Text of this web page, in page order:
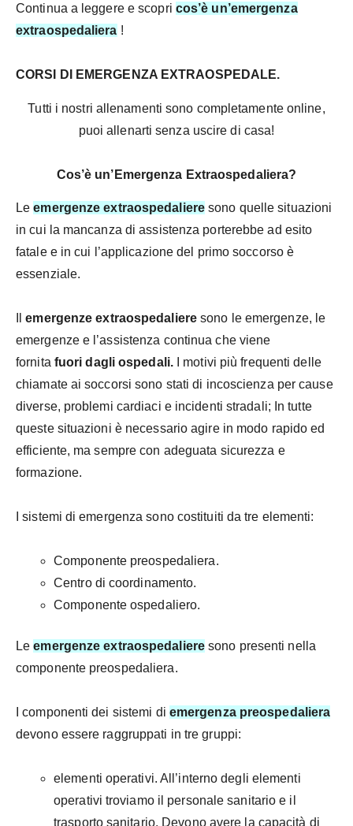
Continua a leggere e scopri cos’è un’emergenza
extraospedaliera !
CORSI DI EMERGENZA EXTRAOSPEDALE.
Tutti i nostri allenamenti sono completamente online,
puoi allenarti senza uscire di casa!
Cos’è un’Emergenza Extraospedaliera?
Leemergenze extraospedalieresono quelle situazioni
in cui la mancanza di assistenza porterebbe ad esito
fatale e in cui l’applicazione del primo soccorso è
essenziale.
emergenze extraospedaliere sono le emergenze, le
emergenze e l’assistenza continua che viene
fornita fuori dagli ospedali.
I motivi più frequenti delle
chiamate ai soccorsi sono stati di incoscienza per cause
diverse, problemi cardiaci e incidenti stradali; In tutte
queste situazioni è necessario agire in modo rapido ed
efficiente, ma sempre con adeguata sicurezza e
formazione.
I sistemi di emergenza sono costituiti da tre elementi:
Componente preospedaliera.
Centro di coordinamento.
Componente ospedaliero.
Leemergenze extraospedalieresono presenti nella
componente preospedaliera.
I componenti dei sistemi di emergenza preospedaliera
devono essere raggruppati in tre gruppi:
elementi operativi. All’interno degli elementi
operativi troviamo il personale sanitario e il
trasporto sanitario. Devono avere la capacità di